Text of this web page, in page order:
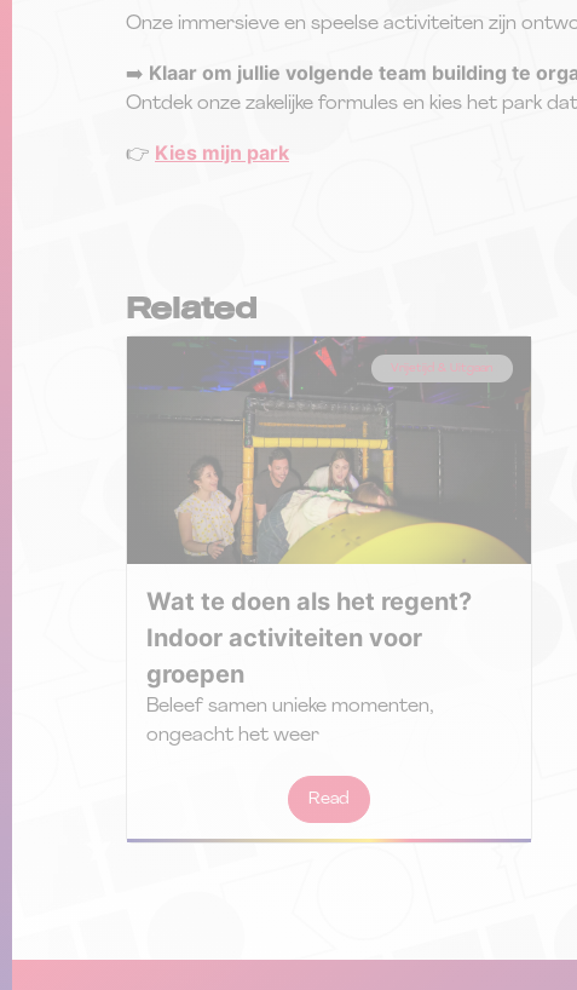
Onze immersieve en speelse activiteiten zijn
➡️ Klaar om jullie volgende team building te
Ontdek onze zakelijke formules en kies het park
👉 Kies mijn park
Related
Vrijetijd & Uitgaan
Wat te doen als het regent?
Indoor activiteiten voor
groepen
Beleef samen unieke momenten,
ongeacht het weer
Read